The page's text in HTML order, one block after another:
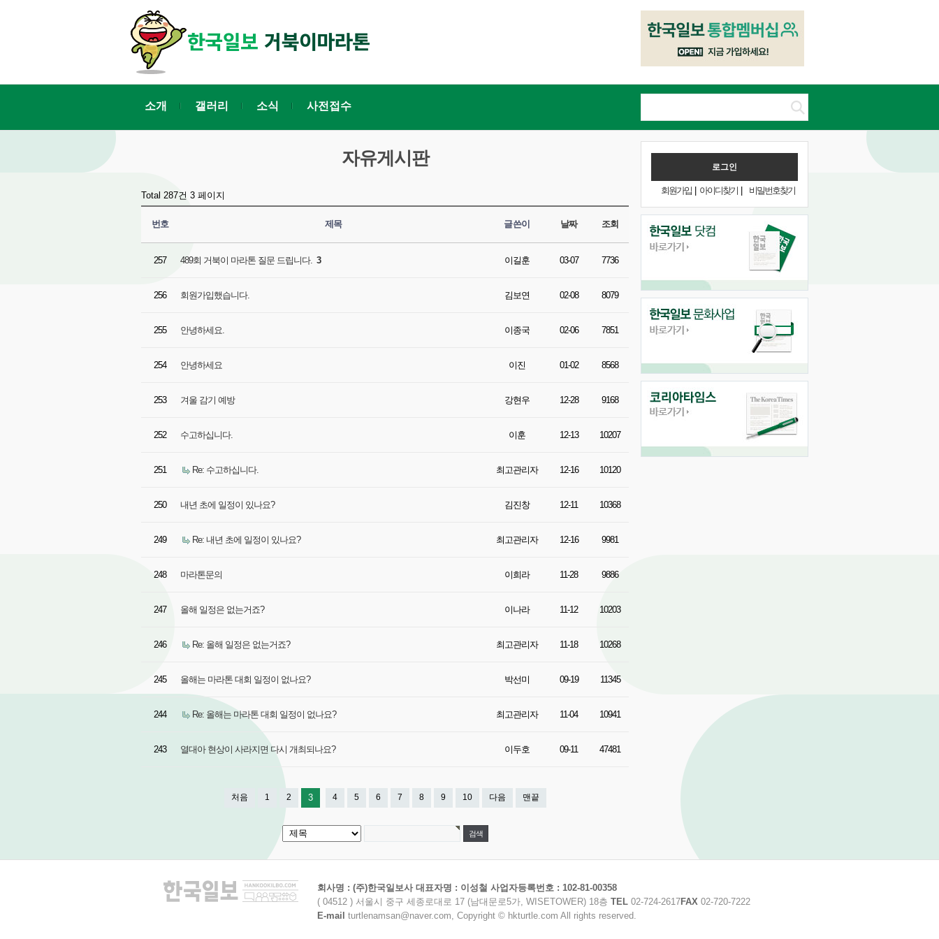
소개 갤러리 소식 사전접수
회원가입| 아이디찾기 비밀번호찾기
자유게시판
Total 287건 3 페이지
번호 제목 글쓴이 날짜 조회
257 489회 거북이 마라톤 질문 드립니다. 3 이길훈 03-07 7736
256 회원가입했습니다. 김보연 02-08 8079
255 안녕하세요. 이종국 02-06 7851
254 안녕하세요 이진 01-02 8568
253 겨울 감기 예방 강현우 12-28 9168
252 수고하십니다. 이훈 12-13 10207
251 Re: 수고하십니다. 최고관리자 12-16 10120
250 내년 초에 일정이 있나요? 김진창 12-11 10368
249 Re: 내년 초에 일정이 있나요? 최고관리자 12-16 9981
248 마라톤문의 이희라 11-28 9886
247 올해 일정은 없는거죠? 이나라 11-12 10203
246 Re: 올해 일정은 없는거죠? 최고관리자 11-18 10268
245 올해는 마라톤 대회 일정이 없나요? 박선미 09-19 11345
244 Re: 올해는 마라톤 대회 일정이 없나요? 최고관리자 11-04 10941
243 열대아 현상이 사라지면 다시 개최되나요? 이두호 09-11 47481
처음 1 2 3 4 5 6 7 8 9 10 다음 맨끝
회사명 : (주)한국일보사 대표자명 : 이성철 사업자등록번호 : 102-81-00358
( 04512 ) 서울시 중구 세종로대로 17 (남대문로5가, WISETOWER) 18층 TEL 02-724-2617FAX 02-720-7222
E-mail turtlenamsan@naver.com, Copyright © hkturtle.com All rights reserved.